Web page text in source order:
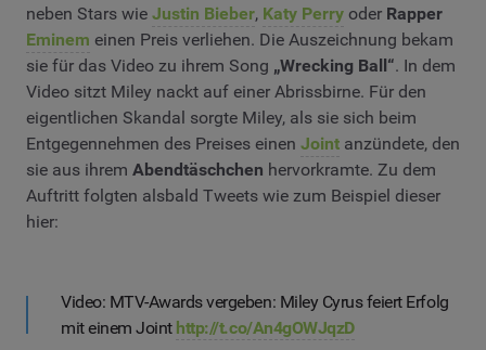
neben Stars wie Justin Bieber, Katy Perry oder Rapper
Eminem einen Preis verliehen. Die Auszeichnung bekam
sie für das Video zu ihrem Song „Wrecking Ball“. In dem
Video sitzt Miley nackt auf einer Abrissbirne. Für den
eigentlichen Skandal sorgte Miley, als sie sich beim
Entgegennehmen des Preises einen Joint anzündete, den
sie aus ihrem Abendtäschchen hervorkramte. Zu dem
Auftritt folgten alsbald Tweets wie zum Beispiel dieser
hier:
Video: MTV-Awards vergeben: Miley Cyrus feiert Erfolg
mit einem Joint http://t.co/An4gOWJqzD